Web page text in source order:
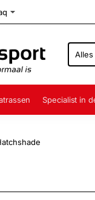
Alles
Specialist in